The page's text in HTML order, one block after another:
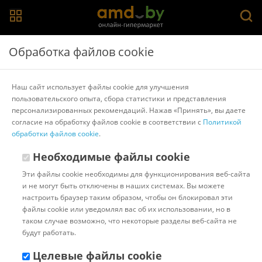
Главная > Каталог товаров Компьютеры
Iven Raspberry SkySystems
Системные блоки
Игровые компьютеры
AMD Ryzen 5
AMD Ryzen 7
Компьютеры для офиса
HP Intel AMD
Intel Core i3
Intel Core i5
Intel Core i7
Показать/скрыть все
Сортировать: Популярные
Код:628156 В наличии
Компьютер Z-Tech I3-101-8-
Обработка файлов cookie
Наш сайт использует файлы cookie для улучшения
пользовательского опыта, сбора статистики и представления
персонализированных рекомендаций. Нажав «Принять», вы даете
согласие на обработку файлов cookie в соответствии с Политикой
обработки файлов cookie.
Необходимые файлы cookie
Эти файлы cookie необходимы для функционирования веб-сайта
и не могут быть отключены в наших системах. Вы можете
настроить браузер таким образом, чтобы он блокировал эти
файлы cookie или уведомлял вас об их использовании, но в
таком случае возможно, что некоторые разделы веб-сайта не
будут работать.
Целевые файлы cookie